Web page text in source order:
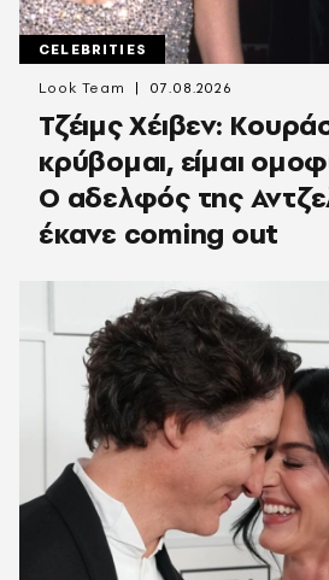
CELEBRITIES
Τζέιμς Χέιβεν:
κρύβομαι, είμαι
Ο αδελφός της
έκανε coming out
Look Team 07.08.2026